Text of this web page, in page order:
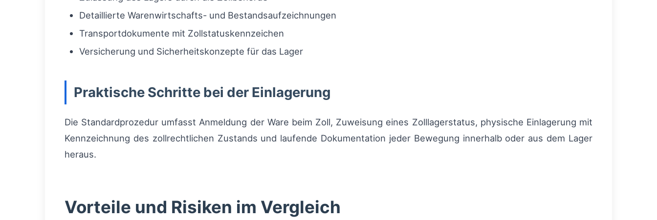
Detaillierte Warenwirtschafts- und Bestandsaufzeichnungen
Transportdokumente mit Zollstatuskennzeichen
Versicherung und Sicherheitskonzepte für das Lager
Praktische Schritte bei der Einlagerung
Die Standardprozedur umfasst Anmeldung der Ware beim Zoll, Zuweisung eines Zolllagerstatus, physische Einlagerung mit
Kennzeichnung des zollrechtlichen Zustands und laufende Dokumentation jeder Bewegung innerhalb oder aus dem Lager
heraus.
Vorteile und Risiken im Vergleich